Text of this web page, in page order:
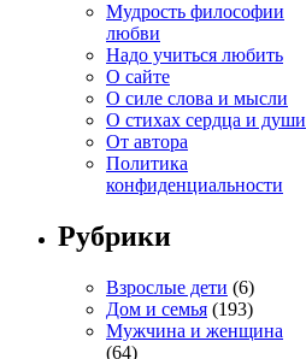
Мудрость философии
любви
Надо учиться любить
О сайте
О силе слова и мысли
О стихах сердца и души
От автора
Политика
конфиденциальности
Рубрики
Взрослые дети (6)
Дом и семья (193)
Мужчина и женщина
(64)